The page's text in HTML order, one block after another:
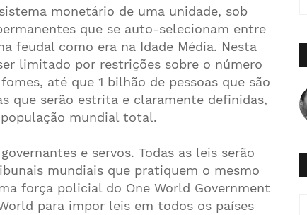
monetário de uma unidade, sob
que se auto-selecionam entre
feudal como era na Idade Média. Nesta
limitado por restrições sobre o número
até que 1 bilhão de pessoas que são
que serão estrita e claramente definidas,
mundial total.
e servos. Todas as leis serão
mundiais que pratiquem o mesmo
força policial do One World Government
para impor leis em todos os países